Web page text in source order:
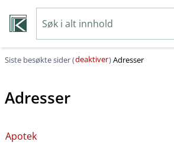
Siste besøkte sider (deaktiver)Adresser
Adresser
Apotek